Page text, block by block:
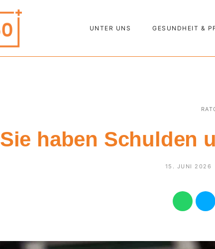
UNTER UNS GESUNDHEIT &
Sie haben Schulden
15. JUNI 2026